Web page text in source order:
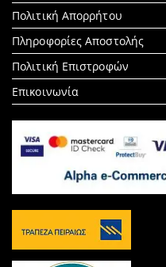
Πολιτική Απορρήτου
Πληροφορίες Αποστολής
Πολιτική Επιστροφών
Επικοινωνία